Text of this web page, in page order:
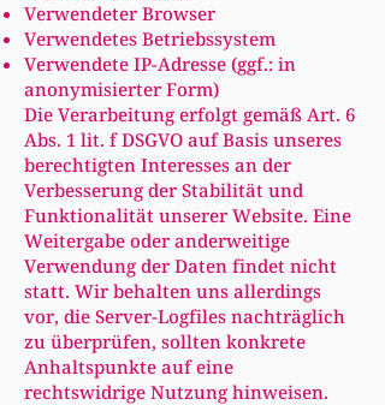
Verwendeter Browser
Verwendetes Betriebssystem
Verwendete IP-Adresse (ggf.: in
anonymisierter Form)
Die Verarbeitung erfolgt gemäß Art. 6
Abs. 1 lit. f DSGVO auf Basis unseres
berechtigten Interesses an der
Verbesserung der Stabilität und
Funktionalität unserer Website. Eine
Weitergabe oder anderweitige
Verwendung der Daten findet nicht
statt. Wir behalten uns allerdings
vor, die Server-Logfiles nachträglich
zu überprüfen, sollten konkrete
Anhaltspunkte auf eine
rechtswidrige Nutzung hinweisen.